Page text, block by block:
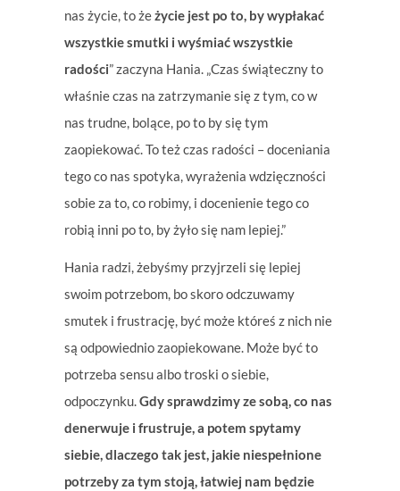
nas życie, to żeżycie jest po to, by wypłakać
wszystkie smutki i wyśmiać wszystkie
radości” zaczyna Hania. „Czas świąteczny to
właśnie czas na zatrzymanie się z tym, co w
nas trudne, bolące, po to by się tym
zaopiekować. To też czas radości – doceniania
tego co nas spotyka, wyrażenia wdzięczności
sobie za to, co robimy, i docenienie tego co
robią inni po to, by żyło się nam lepiej.”
Hania radzi, żebyśmy przyjrzeli się lepiej
swoim potrzebom, bo skoro odczuwamy
smutek i frustrację, być może któreś z nich nie
są odpowiednio zaopiekowane. Może być to
potrzeba sensu albo troski o siebie,
odpoczynku.Gdy sprawdzimy ze sobą, co nas
denerwuje i frustruje, a potem spytamy
siebie, dlaczego tak jest, jakie niespełnione
potrzeby za tym stoją, łatwiej nam będzie